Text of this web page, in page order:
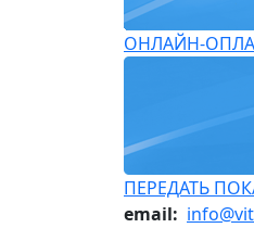
ОНЛАЙН-
ПЕРЕДАТЬ
email: